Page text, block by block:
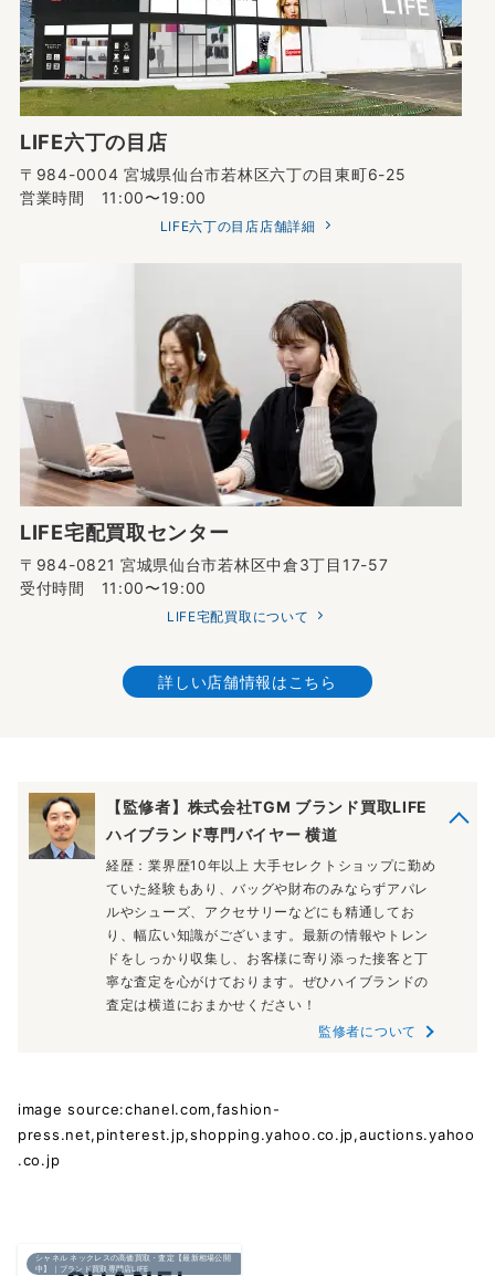
LIFE六丁の目店
〒984-0004 宮城県仙台市若林区六丁の目東町6-25
営業時間 11:00〜19:00
LIFE六丁の目店店舗詳細
LIFE宅配買取センター
〒984-0821 宮城県仙台市若林区中倉3丁目17-57
受付時間 11:00〜19:00
LIFE宅配買取について
詳しい店舗情報はこちら
【監修者】株式会社TGM ブランド買取LIFE
ハイブランド専門バイヤー 横道
経歴：業界歴10年以上 大手セレクトショップに勤め
ていた経験もあり、バッグや財布のみならずアパレ
ルやシューズ、アクセサリーなどにも精通してお
り、幅広い知識がございます。最新の情報やトレン
ドをしっかり収集し、お客様に寄り添った接客と丁
寧な査定を心がけております。ぜひハイブランドの
査定は横道におまかせください！
監修者について
image source:chanel.com,fashion-
press.net,pinterest.jp,shopping.yahoo.co.jp,auctions.yahoo
.co.jp
シャネル ネックレスの高価買取・査定【最新相場公開
中】｜ブランド買取専門店LIFE